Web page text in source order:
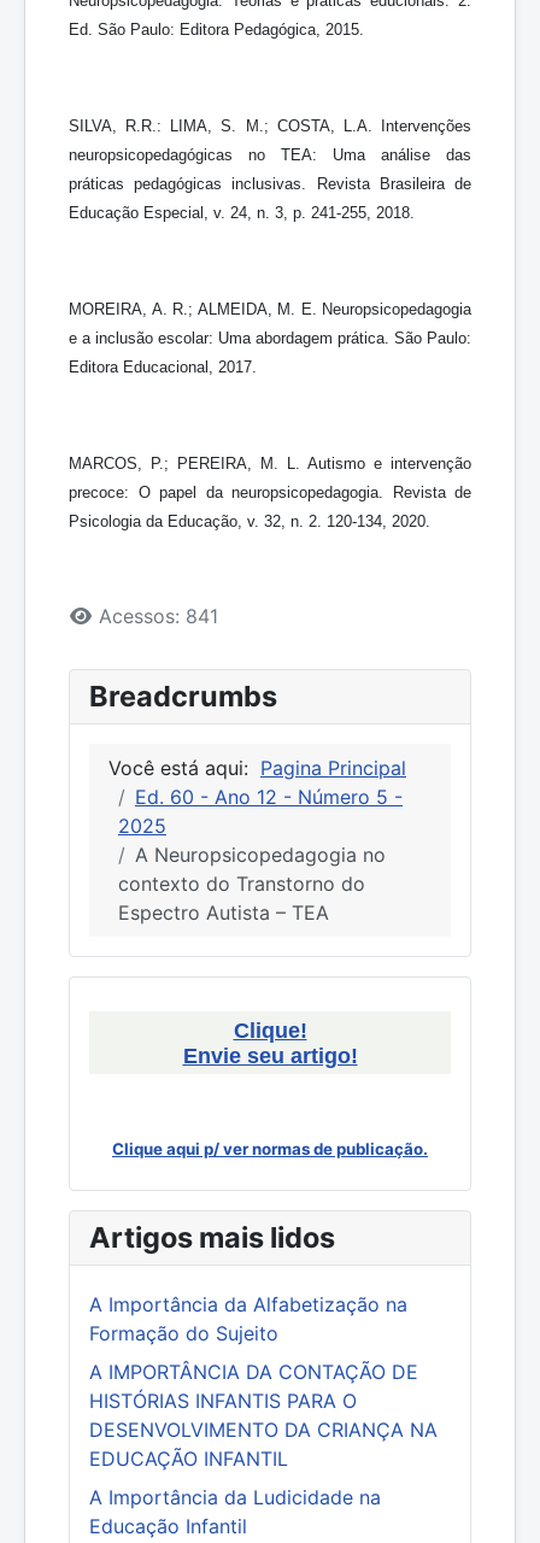
Ed. São Paulo: Editora Pedagógica, 2015.
SILVA, R.R.: LIMA, S. M.; COSTA, L.A. Intervenções
neuropsicopedagógicas no TEA: Uma análise das
práticas pedagógicas inclusivas. Revista Brasileira de
Educação Especial, v. 24, n. 3, p. 241-255, 2018.
MOREIRA, A. R.; ALMEIDA, M. E. Neuropsicopedagogia
e a inclusão escolar: Uma abordagem prática. São Paulo:
Editora Educacional, 2017.
MARCOS, P.; PEREIRA, M. L. Autismo e intervenção
precoce: O papel da neuropsicopedagogia. Revista de
Psicologia da Educação, v. 32, n. 2. 120-134, 2020.
Detalhes
Acessos: 841
Breadcrumbs
Você está aqui: Pagina Principal
Ed. 60 - Ano 12 - Número 5 -
2025
A Neuropsicopedagogia no
contexto do Transtorno do
Espectro Autista – TEA
Clique!
Envie seu artigo!
Clique aqui p/ ver normas de publicação.
Artigos mais lidos
A Importância da Alfabetização na
Formação do Sujeito
A IMPORTÂNCIA DA CONTAÇÃO DE
HISTÓRIAS INFANTIS PARA O
DESENVOLVIMENTO DA CRIANÇA NA
EDUCAÇÃO INFANTIL
A Importância da Ludicidade na
Educação Infantil